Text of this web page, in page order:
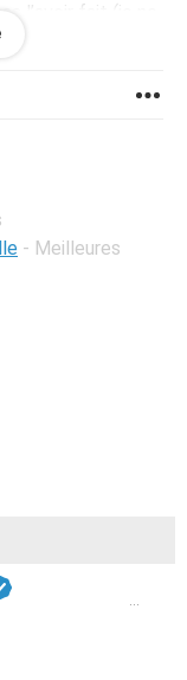
l’avoir fait (je ne
diable sur son
pas à retirer cette
- Meilleures